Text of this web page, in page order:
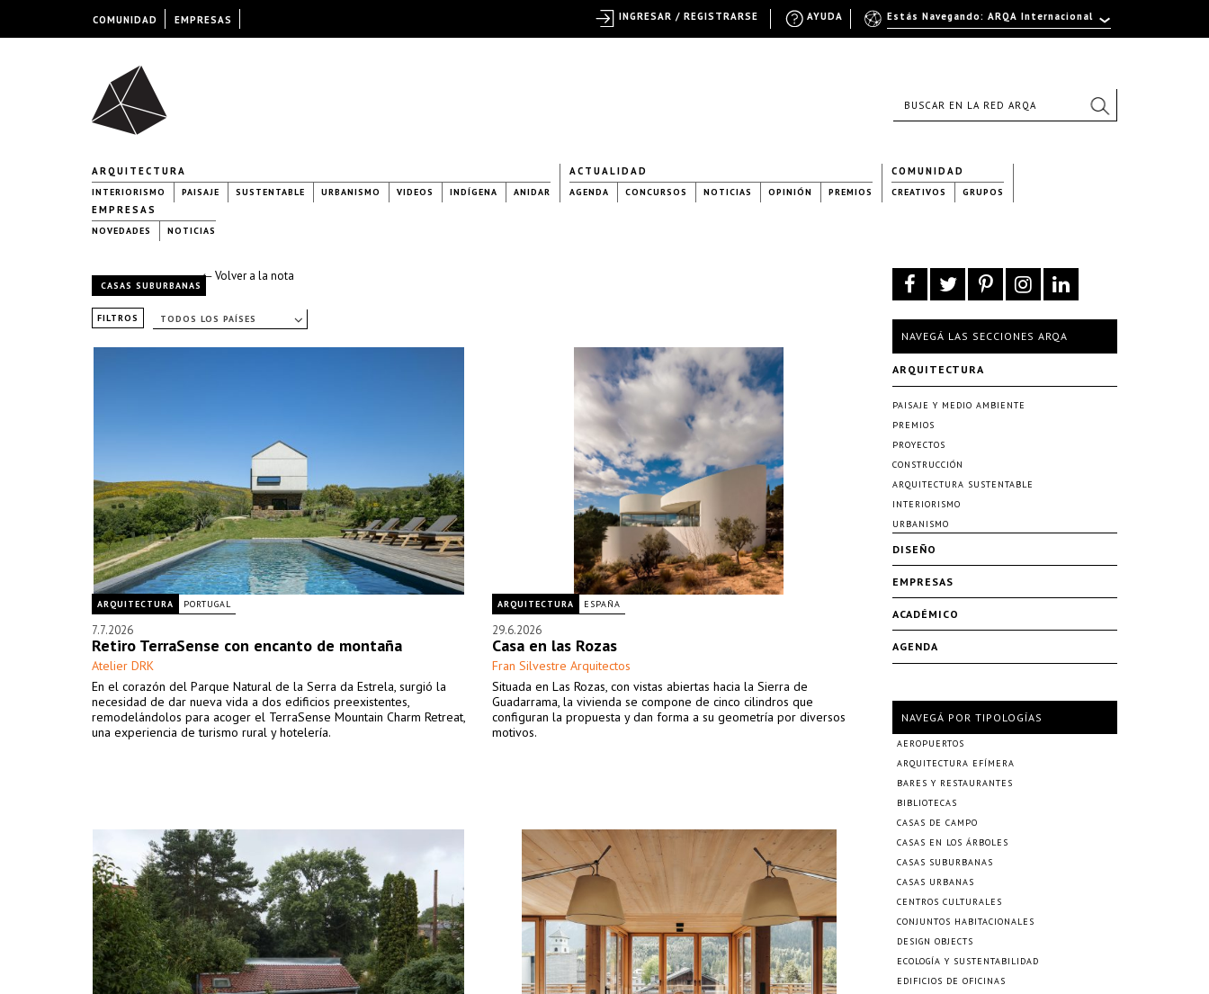
ARQUITECTURA
INTERIORISMO PAISAJE SUSTENTABLE URBANISMO VIDEOS INDÍGENA ANIDAR
ACTUALIDAD
AGENDA CONCURSOS NOTICIAS OPINIÓN PREMIOS
COMUNIDAD
CREATIVOS GRUPOS
EMPRESAS
NOVEDADES NOTICIAS
← Volver a la nota
CASAS SUBURBANAS
FILTROS TODOS LOS PAÍSES
ARQUITECTURA PORTUGAL
7.7.2026
Retiro TerraSense con encanto de montaña
Atelier DRK
En el corazón del Parque Natural de la Serra da Estrela, surgió la
necesidad de dar nueva vida a dos edificios preexistentes,
remodelándolos para acoger el TerraSense Mountain Charm Retreat,
una experiencia de turismo rural y hotelería.
ARQUITECTURA ESPAÑA
29.6.2026
Casa en las Rozas
Fran Silvestre Arquitectos
Situada en Las Rozas, con vistas abiertas hacia la Sierra de
Guadarrama, la vivienda se compone de cinco cilindros que
configuran la propuesta y dan forma a su geometría por diversos
motivos.
NAVEGÁ LAS SECCIONES ARQA
ARQUITECTURA
PAISAJE Y MEDIO AMBIENTE
PREMIOS
PROYECTOS
CONSTRUCCIÓN
ARQUITECTURA SUSTENTABLE
INTERIORISMO
URBANISMO
DISEÑO
EMPRESAS
ACADÉMICO
AGENDA
NAVEGÁ POR TIPOLOGÍAS
AEROPUERTOS
ARQUITECTURA EFÍMERA
BARES Y RESTAURANTES
BIBLIOTECAS
CASAS DE CAMPO
CASAS EN LOS ÁRBOLES
CASAS SUBURBANAS
CASAS URBANAS
CENTROS CULTURALES
CONJUNTOS HABITACIONALES
DESIGN OBJECTS
ECOLOGÍA Y SUSTENTABILIDAD
EDIFICIOS DE OFICINAS
COMUNIDAD EMPRESAS Estás Navegando: ARQA Internacional
AYUDA
INGRESAR / REGISTRARSE